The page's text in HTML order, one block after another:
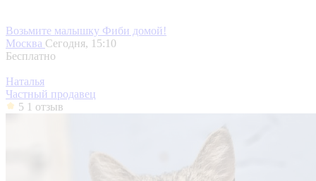
Возьмите малышку Фиби домой!
Москва Сегодня, 15:10
Бесплатно
Наталья
Частный продавец
5 1 отзыв